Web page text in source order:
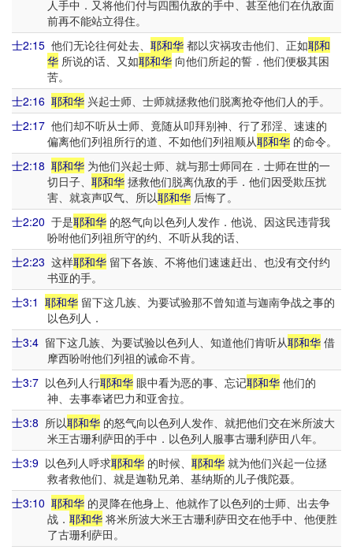
人手中．又将他们付与四围仇敌的手中、甚至他们在仇敌面
前再不能站立得住。
士2:15 他们无论往何处去、 耶和华 都以灾祸攻击他们、正如耶和
华所说的话、又如耶和华向他们所起的誓．他们便极其困
苦。
士2:16 耶和华 兴起士师、士师就拯救他们脱离抢夺他们人的手。
士2:17 他们却不听从士师、竟随从叩拜别神、行了邪淫、速速的
偏离他们列祖所行的道、不如他们列祖顺从耶和华的命令。
士2:18 耶和华 为他们兴起士师、就与那士师同在．士师在世的一
切日子、 耶和华拯救他们脱离仇敌的手．他们因受欺压扰
害、就哀声叹气、所以耶和华后悔了。
士2:20 于是耶和华 的怒气向以色列人发作．他说、因这民违背我
吩咐他们列祖所守的约、不听从我的话、
士2:23 这样耶和华 留下各族、不将他们速速赶出、也没有交付约
书亚的手。
士3:1 耶和华 留下这几族、为要试验那不曾知道与迦南争战之事的
以色列人．
士3:4 留下这几族、为要试验以色列人、知道他们肯听从耶和华 借
摩西吩咐他们列祖的诫命不肯。
士3:7 以色列人行耶和华 眼中看为恶的事、忘记耶和华 他们的
神、去事奉诸巴力和亚舍拉。
士3:8 所以耶和华 的怒气向以色列人发作、就把他们交在米所波大
米王古珊利萨田的手中．以色列人服事古珊利萨田八年。
士3:9 以色列人呼求耶和华 的时候、 耶和华 就为他们兴起一位拯
救者救他们、就是迦勒兄弟、基纳斯的儿子俄陀聂。
士3:10 耶和华 的灵降在他身上、他就作了以色列的士师、出去争
战． 耶和华将米所波大米王古珊利萨田交在他手中、他便胜
了古珊利萨田。